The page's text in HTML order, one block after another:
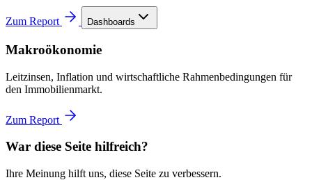
Zum Report Dashboards
Makroökonomie
Leitzinsen, Inflation und wirtschaftliche Rahmenbedingungen für
den Immobilienmarkt.
Zum Report
War diese Seite hilfreich?
Ihre Meinung hilft uns, diese Seite zu verbessern.